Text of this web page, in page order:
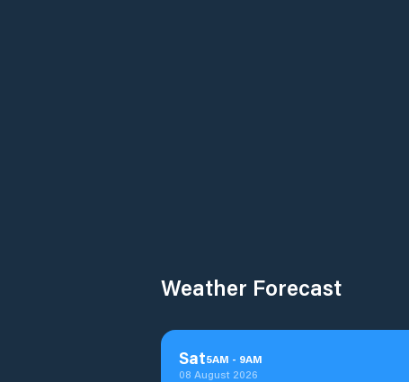
Weather Forecast
Sat5AM - 9AM
08 August 2026